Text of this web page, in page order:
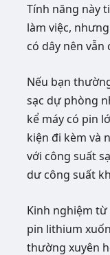
Tính năng này
làm việc,
có dây nên vẫn
Nếu bạn
sạc dự phòng
kể máy có pin
kiện đi kèm và
với công suất
dư công suất
Kinh nghiệm
pin lithium
thường xuyên